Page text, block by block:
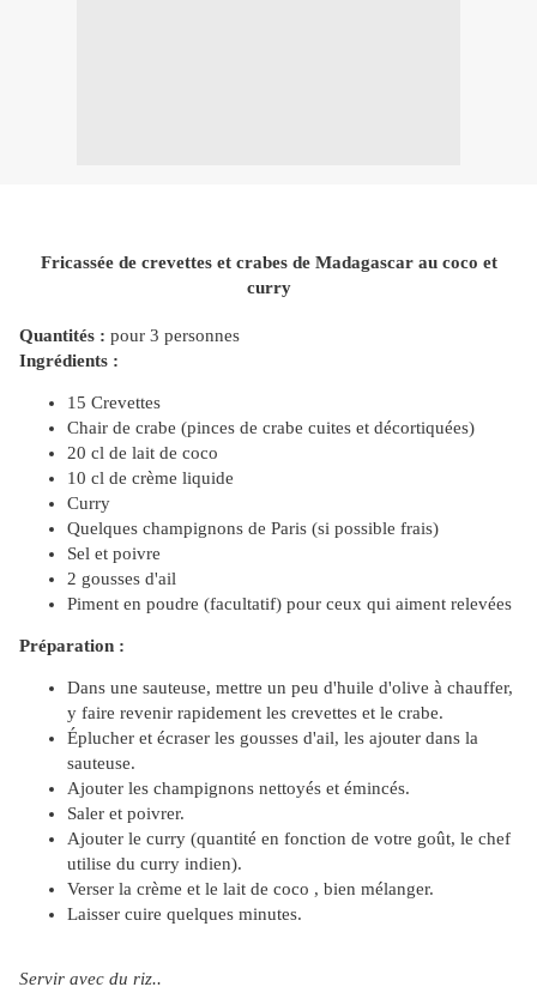
Fricassée de crevettes et crabes de Madagascar au coco et
curry
Quantités : pour 3 personnes
Ingrédients :
15 Crevettes
Chair de crabe (pinces de crabe cuites et décortiquées)
20 cl de lait de coco
10 cl de crème liquide
Curry
Quelques champignons de Paris (si possible frais)
Sel et poivre
2 gousses d'ail
Piment en poudre (facultatif) pour ceux qui aiment relevées
Préparation :
Dans une sauteuse, mettre un peu d'huile d'olive à chauffer,
y faire revenir rapidement les crevettes et le crabe.
Éplucher et écraser les gousses d'ail, les ajouter dans la
sauteuse.
Ajouter les champignons nettoyés et émincés.
Saler et poivrer.
Ajouter le curry (quantité en fonction de votre goût, le chef
utilise du curry indien).
Verser la crème et le lait de coco , bien mélanger.
Laisser cuire quelques minutes.
Servir avec du riz..